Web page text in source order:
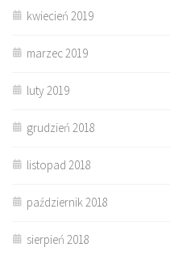
kwiecień 2019
marzec 2019
luty 2019
grudzień 2018
listopad 2018
październik 2018
sierpień 2018